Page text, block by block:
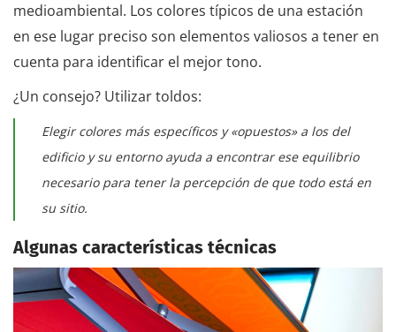
medioambiental. Los colores típicos de una estación
en ese lugar preciso son elementos valiosos a tener en
cuenta para identificar el mejor tono.
¿Un consejo? Utilizar toldos:
Elegir colores más específicos y «opuestos» a los del
edificio y su entorno ayuda a encontrar ese equilibrio
necesario para tener la percepción de que todo está en
su sitio.
Algunas características técnicas